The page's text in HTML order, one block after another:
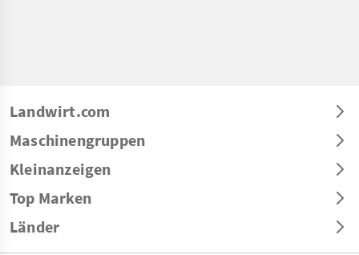
Landwirt.com
Maschinengruppen
Kleinanzeigen
Top Marken
Länder